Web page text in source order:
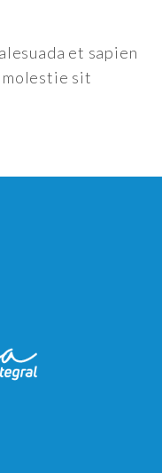
et sapien
sit